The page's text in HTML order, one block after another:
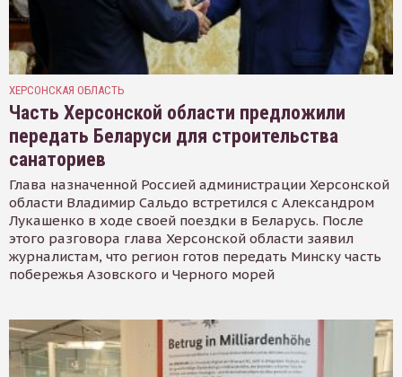
ХЕРСОНСКАЯ ОБЛАСТЬ
Часть Херсонской области предложили
передать Беларуси для строительства
санаториев
Глава назначенной Россией администрации Херсонской
области Владимир Сальдо встретился с Александром
Лукашенко в ходе своей поездки в Беларусь. После
этого разговора глава Херсонской области заявил
журналистам, что регион готов передать Минску часть
побережья Азовского и Черного морей